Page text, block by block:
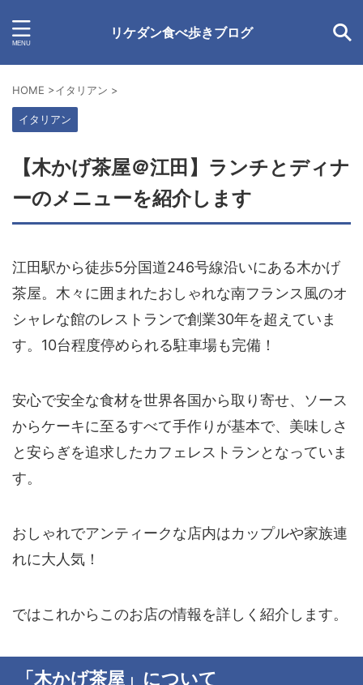
リケダン食べ歩きブログ
HOME >イタリアン >
イタリアン
【木かげ茶屋＠江田】ランチとディナ
ーのメニューを紹介します
江田駅から徒歩5分国道246号線沿いにある木かげ
茶屋。木々に囲まれたおしゃれな南フランス風のオ
シャレな館のレストランで創業30年を超えていま
す。10台程度停められる駐車場も完備！
安心で安全な食材を世界各国から取り寄せ、ソース
からケーキに至るすべて手作り が基本で、美味しさ
と安らぎを追求したカフェレストランとなっていま
す。
おしゃれでアンティークな店内はカップルや家族連
れに大人気！
ではこれからこのお店の情報を詳しく紹介します。
「木かげ茶屋」について